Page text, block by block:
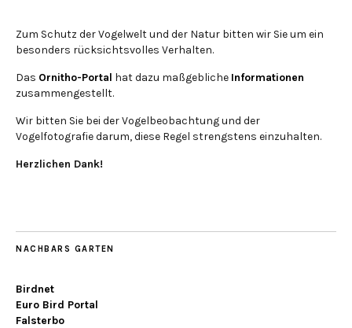
Zum Schutz der Vogelwelt und der Natur bitten wir Sie um ein
besonders rücksichtsvolles Verhalten.
Das Ornitho-Portal hat dazu maßgebliche Informationen
zusammengestellt.
Wir bitten Sie bei der Vogelbeobachtung und der
Vogelfotografie darum, diese Regel strengstens einzuhalten.
Herzlichen Dank!
NACHBARS GARTEN
Birdnet
Euro Bird Portal
Falsterbo